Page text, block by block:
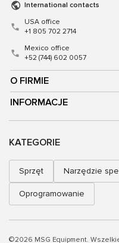
O FIRMIE
INFORMACJE
International contacts
USA office
+1 805 702 2714
Mexico office
+52 (744) 602 0057
KATEGORIE
Sprzęt Narzędzie
Oprogramowanie
©2026 MSG Equipment.